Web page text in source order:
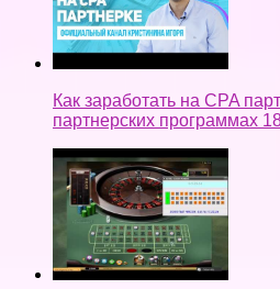
Как заработать на CPA
партнерских программах